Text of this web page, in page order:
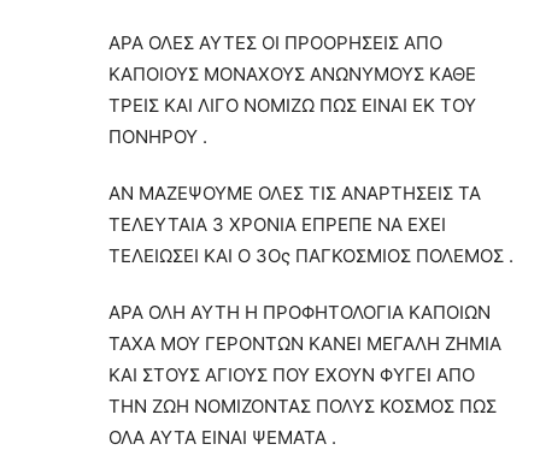
ΑΡΑ ΟΛΕΣ ΑΥΤΕΣ ΟΙ ΠΡΟΟΡΗΣΕΙΣ ΑΠΟ
ΚΑΠΟΙΟΥΣ ΜΟΝΑΧΟΥΣ ΑΝΩΝΥΜΟΥΣ ΚΑΘΕ
ΤΡΕΙΣ ΚΑΙ ΛΙΓΟ ΝΟΜΙΖΩ ΠΩΣ ΕΙΝΑΙ ΕΚ ΤΟΥ
ΠΟΝΗΡΟΥ .
ΑΝ ΜΑΖΕΨΟΥΜΕ ΟΛΕΣ ΤΙΣ ΑΝΑΡΤΗΣΕΙΣ ΤΑ
ΤΕΛΕΥΤΑΙΑ 3 ΧΡΟΝΙΑ ΕΠΡΕΠΕ ΝΑ ΕΧΕΙ
ΤΕΛΕΙΩΣΕΙ ΚΑΙ Ο 3Ος ΠΑΓΚΟΣΜΙΟΣ ΠΟΛΕΜΟΣ .
ΑΡΑ ΟΛΗ ΑΥΤΗ Η ΠΡΟΦΗΤΟΛΟΓΙΑ ΚΑΠΟΙΩΝ
ΤΑΧΑ ΜΟΥ ΓΕΡΟΝΤΩΝ ΚΑΝΕΙ ΜΕΓΑΛΗ ΖΗΜΙΑ
ΚΑΙ ΣΤΟΥΣ ΑΓΙΟΥΣ ΠΟΥ ΕΧΟΥΝ ΦΥΓΕΙ ΑΠΟ
ΤΗΝ ΖΩΗ ΝΟΜΙΖΟΝΤΑΣ ΠΟΛΥΣ ΚΟΣΜΟΣ ΠΩΣ
ΟΛΑ ΑΥΤΑ ΕΙΝΑΙ ΨΕΜΑΤΑ .